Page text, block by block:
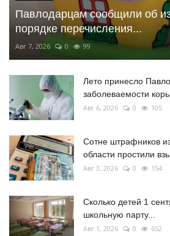
Павлодарцам сообщили об
порядке перечисления...
Авг 7, 2026 0 99
Лето принесло
заболеваемости
Авг 6, 2026 0 105
Сотне штрафников
области простили
Авг 3, 2026 0 154
Сколько детей 1
школьную парту...
Авг 1, 2026 0 652